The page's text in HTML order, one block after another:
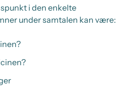
i den enkelte
under samtalen kan være: